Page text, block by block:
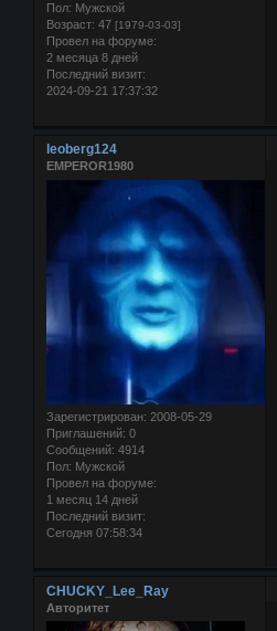
Пол: Мужской
Возраст: 47 [1979-03-03]
Провел на форуме:
2 месяца 8 дней
Последний визит:
2024-09-21 17:37:32
leoberg124
EMPEROR1980
Зарегистрирован: 2008-05-29
Приглашений: 0
Сообщений: 4914
Пол: Мужской
Провел на форуме:
1 месяц 14 дней
Последний визит:
Сегодня 07:58:34
CHUCKY_Lee_Ray
Авторитет